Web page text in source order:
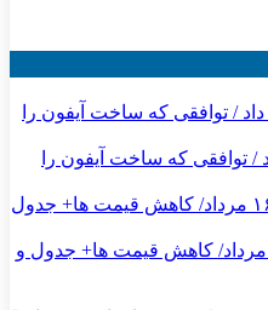
/ توافقی که ساخت آیفون را
قیمت طلا و سکه امروز جمعه ۱۶ مرداد/ کاهش قیمت ها+ جدول و